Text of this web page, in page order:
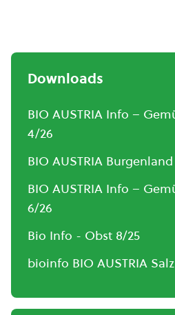
Downloads
BIO AUSTRIA Info –
4/26
BIO AUSTRIA
BIO AUSTRIA Info –
6/26
Bio Info - Obst 8/25
bioinfo BIO AUSTRIA